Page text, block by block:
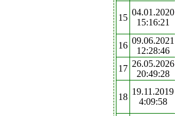
15
04.01.2020
15:16:21
16 09.06.2021
12:28:46
17 26.05.2026
20:49:28
18
19.11.2019
4:09:58